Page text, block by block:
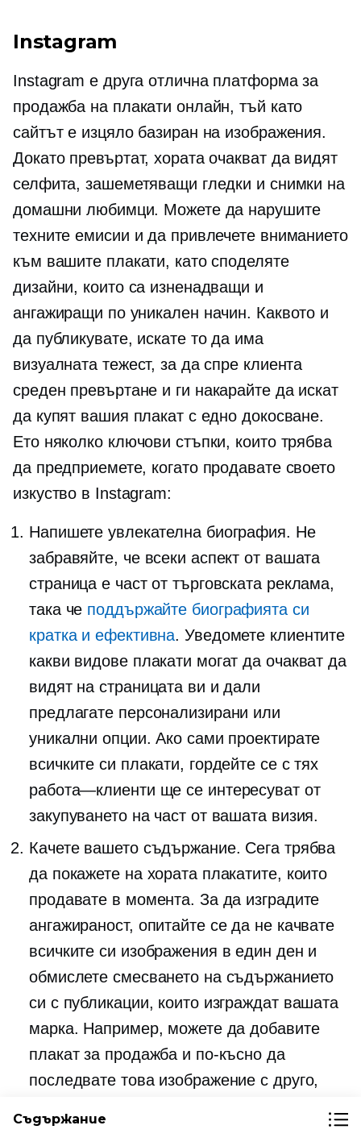
Instagram
Instagram е друга отлична платформа за
продажба на плакати онлайн, тъй като
сайтът е изцяло базиран на изображения.
Докато превъртат, хората очакват да видят
селфита, зашеметяващи гледки и снимки на
домашни любимци. Можете да нарушите
техните емисии и да привлечете вниманието
към вашите плакати, като споделяте
дизайни, които са изненадващи и
ангажиращи по уникален начин. Каквото и
да публикувате, искате то да има
визуалната тежест, за да спре клиента
среден превъртане и ги накарайте да искат
да купят вашия плакат с едно докосване.
Ето няколко ключови стъпки, които трябва
да предприемете, когато продавате своето
изкуство в Instagram:
Напишете увлекателна биография. Не
забравяйте, че всеки аспект от вашата
страница е част от търговската реклама,
така че поддържайте биографията си
кратка и ефективна. Уведомете клиентите
какви видове плакати могат да очакват да
видят на страницата ви и дали
предлагате персонализирани или
уникални опции. Ако сами проектирате
всичките си плакати, гордейте се с тях
работа—клиенти ще се интересуват от
закупуването на част от вашата визия.
Качете вашето съдържание. Сега трябва
да покажете на хората плакатите, които
продавате в момента. За да изградите
ангажираност, опитайте се да не качвате
всичките си изображения в един ден и
обмислете смесването на съдържанието
си с публикации, които изграждат вашата
марка. Например, можете да добавите
плакат за продажба и по-късно да
последвате това изображение с друго,
или къде да закачите този конкретен
Съдържание